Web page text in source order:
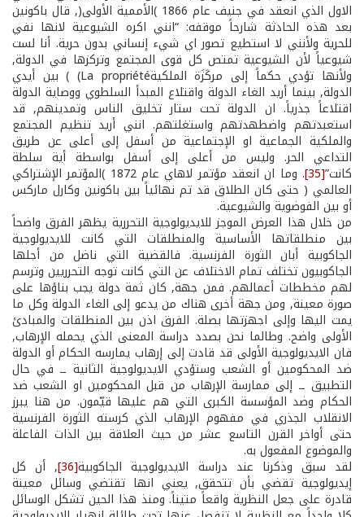
الاول الذي انعقد في جنيف عام 1866 )الأممية الأولى(, قال باكونين
بعد هذه الحادثة شارحاً موقفه: “انني اكره الشيوعية لانها نفي
للحرية ولأنني لا استطيع تصور اي شيء إنساني بدون حرية. أنا لست
شيوعياً لأن الشيوعية تمتص كل قوى المجتمع وتركزها في الدولة,
ولأنها تؤدي حكماً إلى مركَزَة الملكيةLa propriété) ) بين أيدي
الدولة, بينما أريد الغاء الدولة واقتلاع المبدأ السلطوي ووصاية الدولة
اقتلاعاً جذرياً. ان الدولة تحت ستار تخليق الناس وتمدينهم, قد
استعبدتهم واضطهدتهم واستغلتهم. انني أريد تنظيم المجتمع
والملكية الجماعية او الإجتماعية من أسفل إلى أعلى عن طريق
التداعي الحر. وليس من أعلى إلى أسفل بواسطة أية سلطة
كانت”[35] . وما ان انعقد مؤتمر لاهاي عام 1872 )المؤتمر الإشتراكي
العالمي ( حتى كان الطلاق قد تم نهائياً بين باكونين وكارل ماركس
أو بين الفوضوية والشيوعية.
من خلال هذا العرض الموجز للايديولوجية التحررية يظهر الفرق واضحاً
بين منطلقاتها الأساسية والمنطلقات التي كانت للايديولوجية
الجاكوبية أبان الثورة الفرنسية. فالقضية التي ناضل من أجلها
الجاكوبيون تختلف تمام الاختلاف عن التي كانت توجه التحرريين وترسم
لهم مخططات أعمالهم. فمن جهة, كان ثمة دولة يجب بناؤها على
صورة معينة, ومن جهة أخرى هناك من يدعو إلى الغاء الدولة وكل ما
يمت اليها وإلى اجهزتها بصلة. الفرق اذن بين المنطلقات والمبادئ
الأولى واضح. وطالما نحن بصدد دراسة المعنى الذي يحمله الإرهاب,
فان الايديولوجية الأولى قد قادت إلى إرهاب يمارسه الحكام أو الدولة
ضد المحكومين أو الشعب وستؤدي الايديولوجية الثانية ــ في حال
التطبيق ــ إلى ممارسة الإرهاب من قبل المحكومين او الشعب ضد
الحكام وضد المؤسسة الكبرى التي هم عليها قيّمون. من هنا يبرز
الانقلاب الجذري في مفهوم الإرهاب الذي كرسته الثورة الفرنسية
حتى أواخر القرن التاسع عشر من حيث العلاقة بين الذات الفاعلة
والموضوع المفعول به.
لقد سبق وذكرنا عند دراسة الايديولوجية الجاكوبية[36] , أن كل
إيديولوجية تقضي بأن تتحقق, يعني انها تقتضي وسائل معينة
قادرة على جعل النظرية واقعاً متيناً. ومنذ هذا الحين تشكل الوسائل